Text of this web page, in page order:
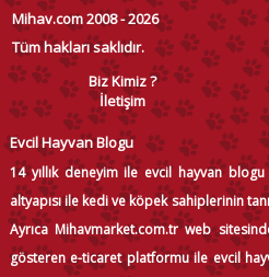
Mihav.com 2008 - 2026
Tüm hakları saklıdır.
Biz Kimiz ?
İletişim
Evcil Hayvan Blogu
14 yıllık deneyim ile evcil hayvan
altyapısı ile kedi ve köpek sahiplerinin
Ayrıca Mihavmarket.com.tr web
gösteren e-ticaret platformu ile evcil